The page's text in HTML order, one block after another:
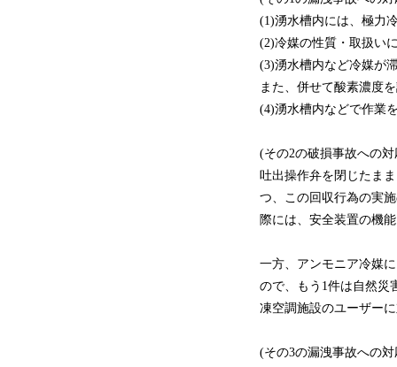
(1)湧水槽内には、極力
(2)冷媒の性質・取扱い
(3)湧水槽内など冷媒が
また、併せて酸素濃度
(4)湧水槽内などで作業
(その2の破損事故への対
吐出操作弁を閉じたま
つ、この回収行為の実
際には、安全装置の機
一方、アンモニア冷媒
ので、もう1件は自然災
凍空調施設のユーザー
(その3の漏洩事故への対